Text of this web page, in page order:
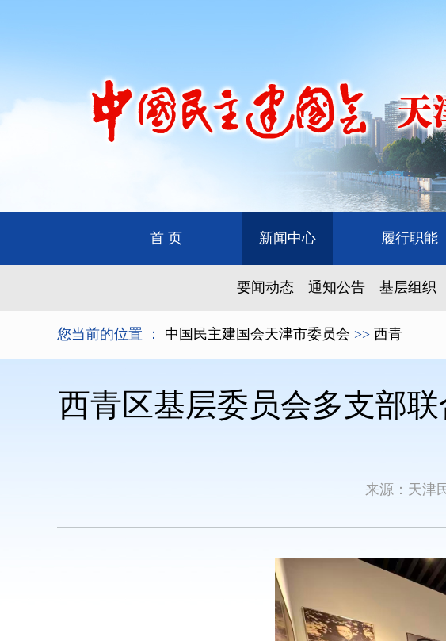
首 页 新闻中心 履行职能
要闻动态 通知公告 基层组织
您当前的位置 ： 中国民主建国会天津市委员会 >> 西青
西青区基层委员会多支部
来源：天